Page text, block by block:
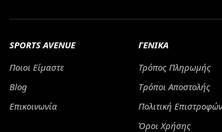
SPORTS AVENUE
Ποιοι Είμαστε
Blog
Επικοινωνία
ΓΕΝΙΚΑ
Τρόπος Πληρωμής
Tρόποι Αποστολής
Πολιτική Επιστροφών
Όροι Χρήσης